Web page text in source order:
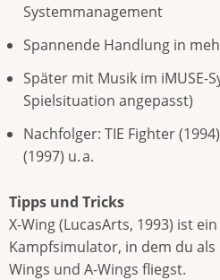
Systemmanagement
Spannende Handlung in
Später mit Musik im iMUSE-
Spielsituation angepasst)
Nachfolger: TIE Fighter
(1997) u. a.
Tipps und Tricks
X-Wing (LucasArts, 1993) ist
Kampfsimulator, in dem du als
Wings und A-Wings fliegst.